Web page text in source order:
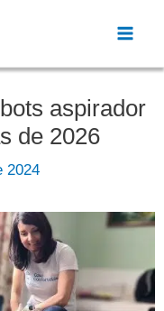
aspirador
de 2026
2024